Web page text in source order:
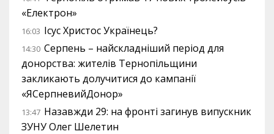
«Електрон»
16:03 Ісус Христос Українець?
14:30 Серпень – найскладніший період для
донорства: жителів Тернопільщини
закликають долучитися до кампанії
«ЯСерпневийДонор»
13:47 Назавжди 29: на фронті загинув випускник
ЗУНУ Олег Шелетин